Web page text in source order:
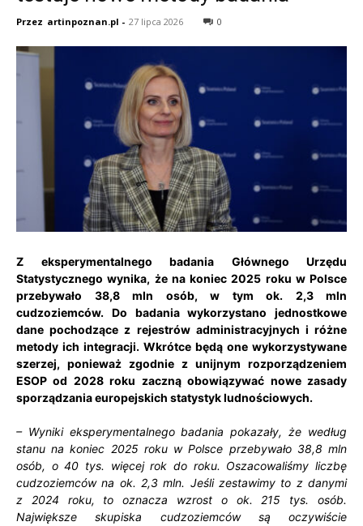
Przez artinpoznan.pl - 27 lipca 2026 0
Z eksperymentalnego badania Głównego Urzędu
Statystycznego wynika, że na koniec 2025 roku w Polsce
przebywało 38,8 mln osób, w tym ok. 2,3 mln
cudzoziemców. Do badania wykorzystano jednostkowe
dane pochodzące z rejestrów administracyjnych i różne
metody ich integracji. Wkrótce będą one wykorzystywane
szerzej, ponieważ zgodnie z unijnym rozporządzeniem
ESOP od 2028 roku zaczną obowiązywać nowe zasady
sporządzania europejskich statystyk ludnościowych.
– Wyniki eksperymentalnego badania pokazały, że według
stanu na koniec 2025 roku w Polsce przebywało 38,8 mln
osób, o 40 tys. więcej rok do roku. Oszacowaliśmy liczbę
cudzoziemców na ok. 2,3 mln. Jeśli zestawimy to z danymi
z 2024 roku, to oznacza wzrost o ok. 215 tys. osób.
Największe skupiska cudzoziemców są oczywiście